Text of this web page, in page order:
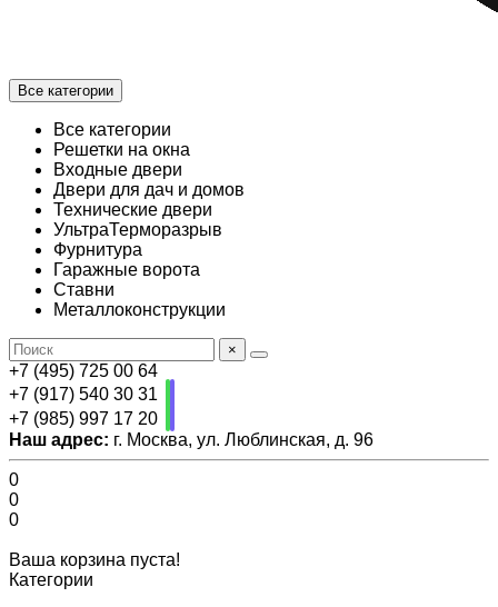
Все категории
Все категории
Решетки на окна
Входные двери
Двери для дач и домов
Технические двери
УльтраТерморазрыв
Фурнитура
Гаражные ворота
Ставни
Металлоконструкции
×
+7 (495) 725 00 64
+7 (917) 540 30 31
+7 (985) 997 17 20
Наш адрес: г. Москва, ул. Люблинская, д. 96
0
0
0
Ваша корзина пуста!
Категории